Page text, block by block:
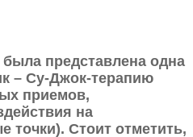
представлена одна
– Су-Джок-терапию
приемов,
на
точки). Стоит отметить,